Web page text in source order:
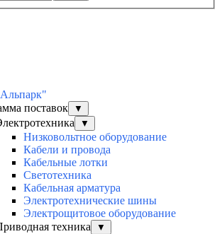
поставок
▼
▼
Низковольтное оборудование
Кабели и провода
Кабельные лотки
Светотехника
Кабельная арматура
Электротехнические шины
Электрощитовое оборудование
техника
▼